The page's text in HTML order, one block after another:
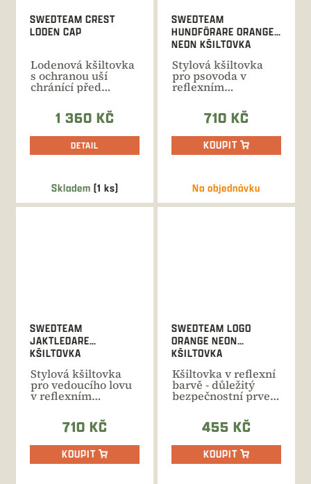
Skladem (1 ks)
SWEDTEAM CREST
LODEN CAP
Lodenová kšiltovka
s ochranou uší
chránící před
nepřízní počasí.
Přehoz v...
1 360 KČ
DETAIL
Na objednávku
SWEDTEAM
HUNDFÖRARE ORANGE
NEON KŠILTOVKA
Stylová kšiltovka
pro psovoda v
reflexním
maximální
bezpečnost...
710 KČ
KOUPIT
SWEDTEAM
JAKTLEDARE
KŠILTOVKA
Stylová kšiltovka
pro vedoucího lovu
v reflexním
maximální...
710 KČ
KOUPIT
SWEDTEAM LOGO
ORANGE NEON
KŠILTOVKA
Kšiltovka v reflexní
barvě - důležitý
bezpečnostní prvek
na společných
akcích.455 KČ
KOUPIT